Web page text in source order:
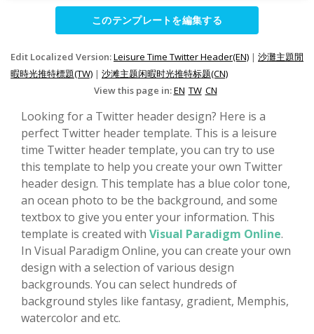
このテンプレートを編集する
Edit Localized Version:Leisure Time Twitter Header(EN) | 沙灘主題閒
暇時光推特標題(TW) | 沙滩主题闲暇时光推特标题(CN)
View this page in:EN TW CN
Looking for a Twitter header design? Here is a
perfect Twitter header template. This is a leisure
time Twitter header template, you can try to use
this template to help you create your own Twitter
header design. This template has a blue color tone,
an ocean photo to be the background, and some
textbox to give you enter your information. This
template is created with Visual Paradigm Online.
In Visual Paradigm Online, you can create your own
design with a selection of various design
backgrounds. You can select hundreds of
background styles like fantasy, gradient, Memphis,
watercolor and etc.